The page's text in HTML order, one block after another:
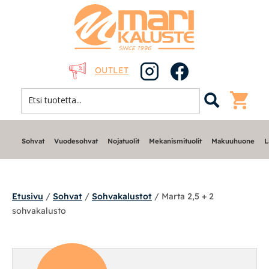
OUTLET
Modulisohvat
Sohvat Vuodesohvat Nojatuolit Mekanismituolit Makuuhuone
Etusivu / Sohvat / Sohvakalustot / Marta 2,5 + 2
sohvakalusto